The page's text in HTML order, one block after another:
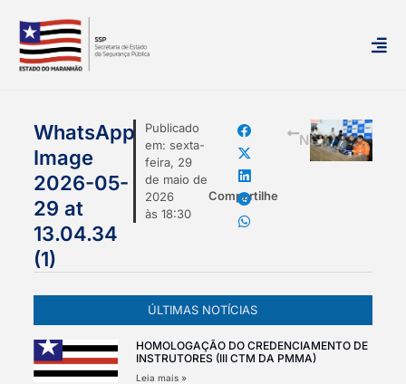
Publicado
em: sexta-
feira, 29
de maio de
2026
às 18:30
Compartilhe
WhatsApp
Image
2026-05-
29 at
13.04.34
(1)
mais
Notícias
ÚLTIMAS NOTÍCIAS
HOMOLOGAÇÃO DO CREDENCIAMENTO DE
INSTRUTORES (III CTM DA PMMA)
Leia mais »